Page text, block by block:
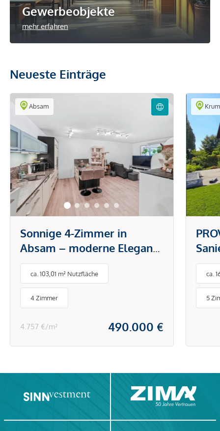
Gewerbeobjekte
mehr erfahren
Neueste Einträge
Absam
Sonnige 4-Zimmer in
Absam – moderne Eleganz
in Ruhelage
ca. 103,01 m² Nutzfläche
4 Zimmer
4.757 €/m² 490.000 €
ca.
5